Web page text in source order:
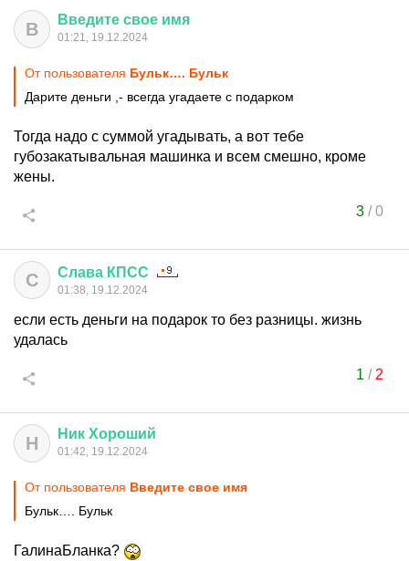
В Введите свое имя
01:21, 19.12.2024
От пользователя Бульк…. Бульк
Дарите деньги ,- всегда угадаете с подарком
Тогда надо с суммой угадывать, а вот тебе
губозакатывальная машинка и всем смешно, кроме
жены.
3/0
С Слава КПСС
01:38, 19.12.2024
если есть деньги на подарок то без разницы. жизнь
удалась
1 / 2
Н Ник Хороший
01:42, 19.12.2024
От пользователя Введите свое имя
Бульк…. Бульк
ГалинаБланка?